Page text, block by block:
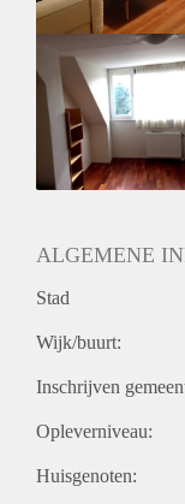
- Sportschool
- Natuurgebied
PER DIRECT
Voorkeur gaat
dame!
Interesse? Of ken
dan contact met
ALGEMENE
Stad
Wijk/buurt:
Inschrijven
Opleverniveau:
Huisgenoten: